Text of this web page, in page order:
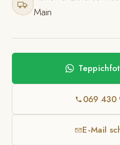
Main
069 430
E-Mail